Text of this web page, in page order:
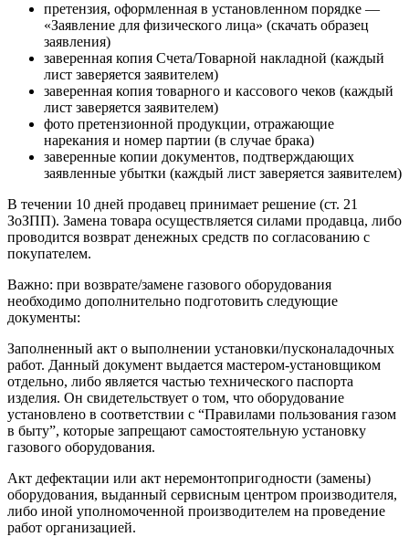
претензия, оформленная в установленном порядке —
«Заявление для физического лица» (скачать образец
заявления)
заверенная копия Счета/Товарной накладной (каждый
лист заверяется заявителем)
заверенная копия товарного и кассового чеков (каждый
лист заверяется заявителем)
фото претензионной продукции, отражающие
нарекания и номер партии (в случае брака)
заверенные копии документов, подтверждающих
заявленные убытки (каждый лист заверяется заявителем)
В течении 10 дней продавец принимает решение (ст. 21
ЗоЗПП). Замена товара осуществляется силами продавца, либо
проводится возврат денежных средств по согласованию с
покупателем.
Важно: при возврате/замене газового оборудования
необходимо дополнительно подготовить следующие
документы:
Заполненный акт о выполнении установки/пусконаладочных
работ. Данный документ выдается мастером-установщиком
отдельно, либо является частью технического паспорта
изделия. Он свидетельствует о том, что оборудование
установлено в соответствии с “Правилами пользования газом
в быту”, которые запрещают самостоятельную установку
газового оборудования.
Акт дефектации или акт неремонтопригодности (замены)
оборудования, выданный сервисным центром производителя,
либо иной уполномоченной производителем на проведение
работ организацией.